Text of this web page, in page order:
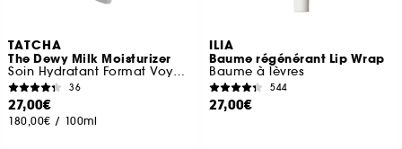
TATCHA
The Dewy Milk Moisturizer
Soin Hydratant Format Voyage
36
27,00€
180,00€ / 100ml
ILIA
Baume régénérant Lip Wrap
Baume à lèvres
544
27,00€